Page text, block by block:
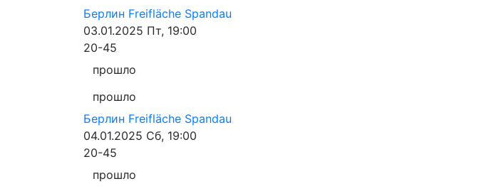
Берлин Freifläche Spandau
03.01.2025 Пт, 19:00
20-45
прошло
прошло
Берлин Freifläche Spandau
04.01.2025 Сб, 19:00
20-45
прошло